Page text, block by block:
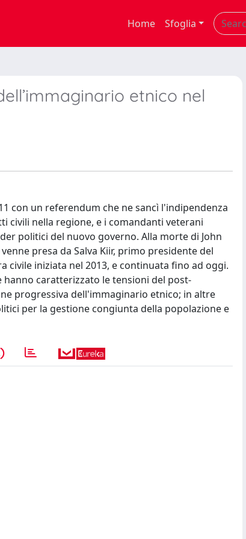
Home Sfoglia
etnico nel
con un referendum che ne sancì l'indipendenza
civili nella regione, e i comandanti veterani
politici del nuovo governo. Alla morte di John
presa da Salva Kiir, primo presidente del
civile iniziata nel 2013, e continuata fino ad oggi.
caratterizzato le tensioni del post-
progressiva dell'immaginario etnico; in altre
per la gestione congiunta della popolazione e